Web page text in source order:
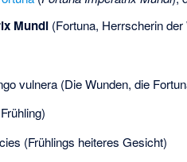
Mundi (Fortuna, Herrscherin der
vulnera (Die Wunden, die
(Frühlings heiteres Gesicht)